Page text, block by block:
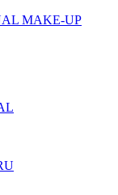
MAKE-UP